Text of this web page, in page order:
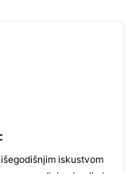
iskustvom